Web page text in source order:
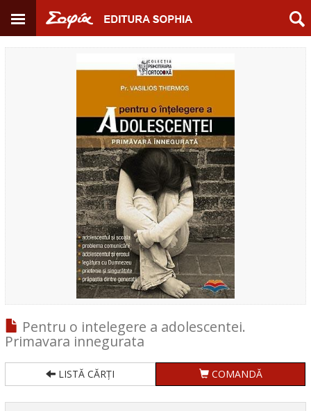
Pentru o intelegere a adolescentei.
Primavara innegurata
LISTĂ CĂRȚI COMANDĂ